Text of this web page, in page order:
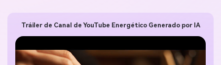
Tráiler de Canal de YouTube Energético Generado por IA